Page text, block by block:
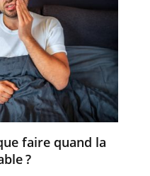
faire quand la
?